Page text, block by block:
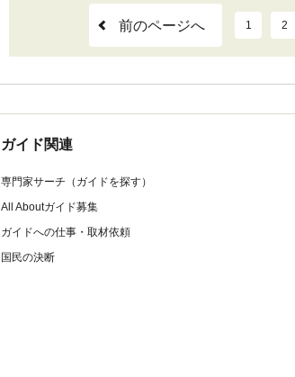
前のページへ 1 2
ガイド関連
専門家サーチ（ガイドを探す）
All Aboutガイド募集
ガイドへの仕事・取材依頼
国民の決断